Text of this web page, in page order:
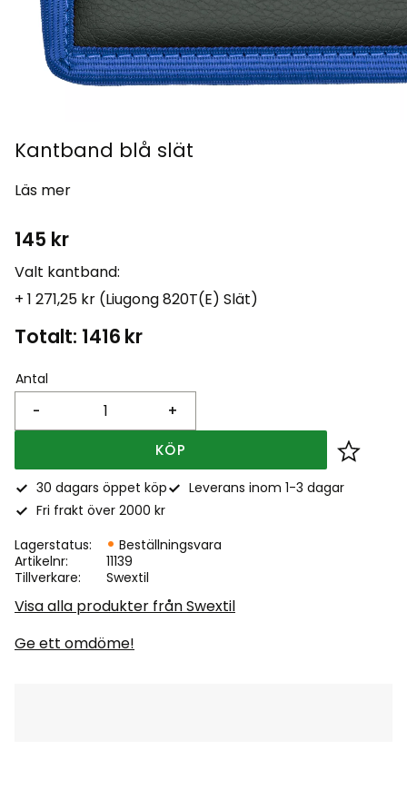
Kantband blå slät
Läs mer
145 kr
Valt kantband:
+ 1 271,25 kr (Liugong 820T(E) Slät)
Totalt: 1416 kr
Antal
+
-
KÖP Lägg
30 dagars öppet köp
Leverans inom 1-3 dagar
Fri frakt över 2000 kr
Lagerstatus
Beställningsvara
Artikelnr
11139
Tillverkare
Swextil
Visa alla produkter från Swextil
Ge ett omdöme!